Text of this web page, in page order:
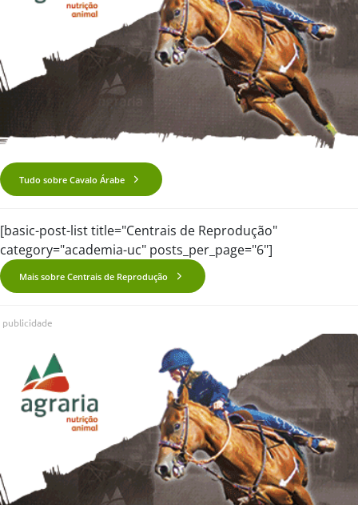
Tudo sobre Cavalo Árabe
[basic-post-list title="Centrais de Reprodução"
category="academia-uc" posts_per_page="6"]
Mais sobre Centrais de Reprodução
publicidade